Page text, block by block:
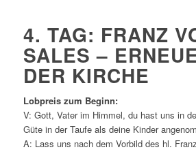
4. TAG: FRANZ
SALES –
DER KIRCHE
Lobpreis zum Beginn:
V: Gott, Vater im Himmel, du hast uns in
Güte in der Taufe als deine Kinder
A: Lass uns nach dem Vorbild des hl.